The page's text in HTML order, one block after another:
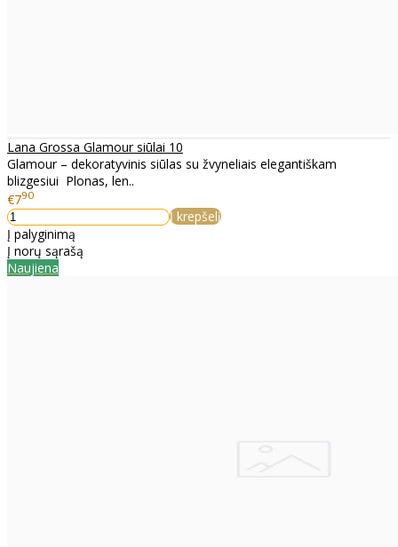
Lana Grossa Glamour siūlai 10
Glamour – dekoratyvinis siūlas su žvyneliais elegantiškam
blizgesiui Plonas, len..
€790
Į krepšelį
Į palyginimą
Į norų sąrašą
Naujiena